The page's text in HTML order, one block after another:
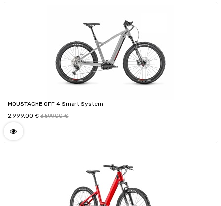
MOUSTACHE OFF 4 Smart System
2.999,00 € 3.599,00€